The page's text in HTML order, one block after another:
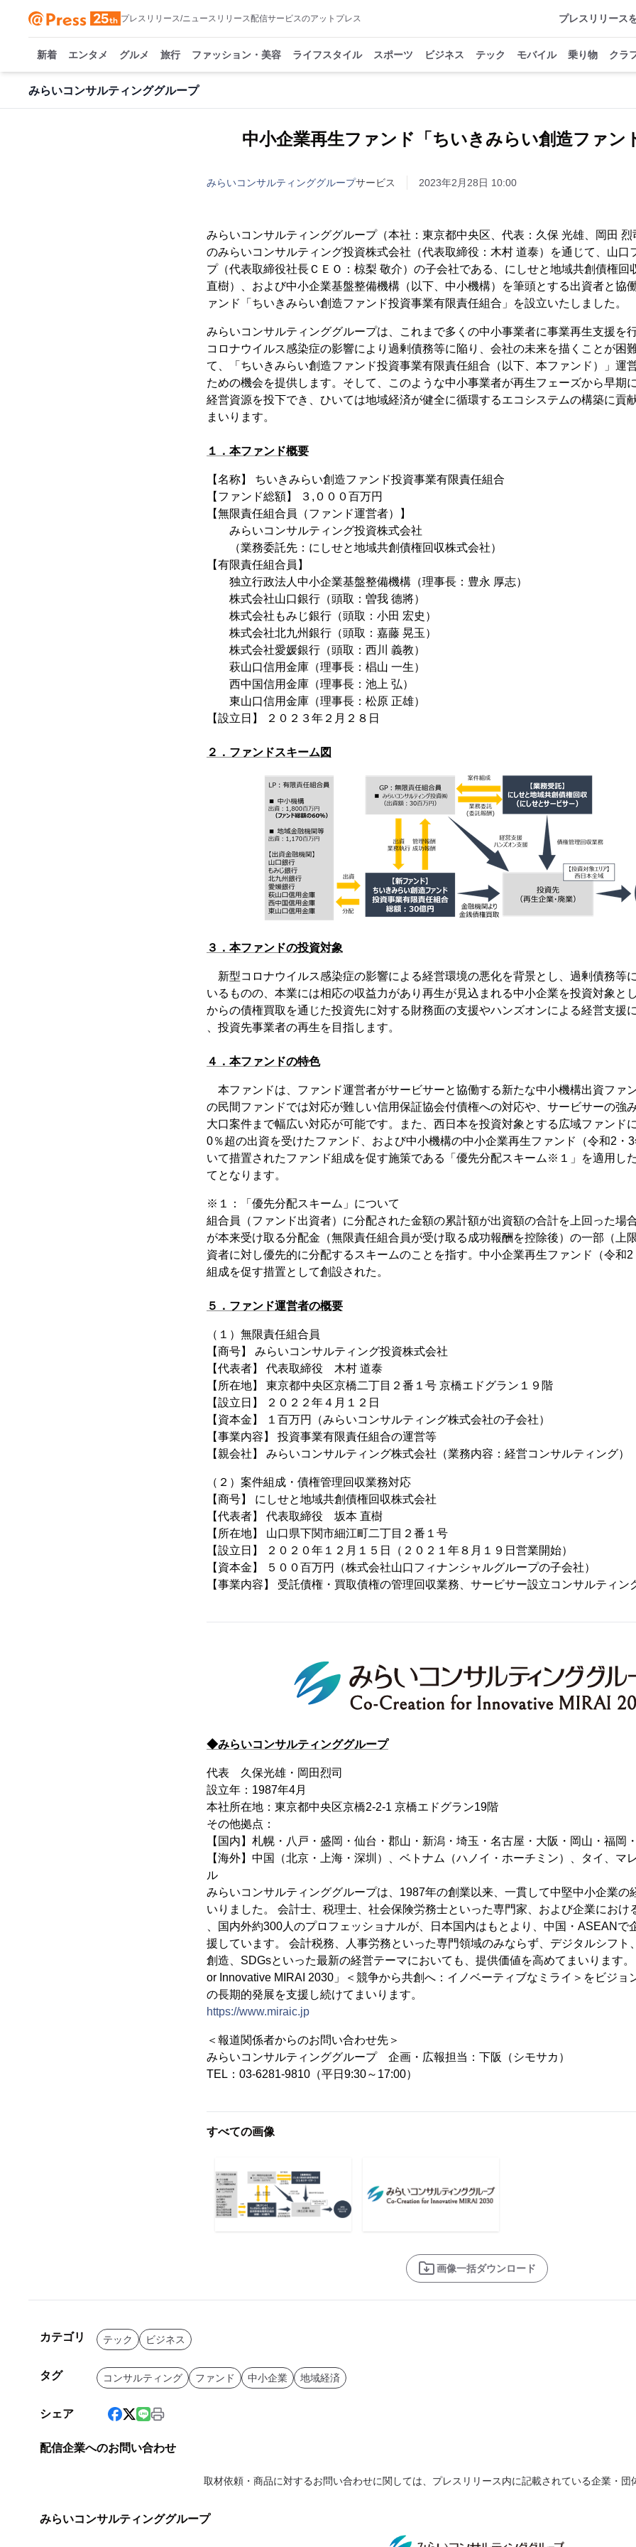
プレスリリース/ニュースリリース配信サービスのアットプレス プレスリリース
新着 エンタメ グルメ 旅行 ファッション・美容 ライフスタイル スポーツ ビジネス テック モバイル 乗り物 クラ
みらいコンサルティンググループ
中小企業再生ファンド「ちいきみらい創造ファン
みらいコンサルティンググループサービス 2023年2月28日 10:00
みらいコンサルティンググループ（本社：東京都中央区、代表：久保 光雄、岡田
のみらいコンサルティング投資株式会社（代表取締役：木村 道泰）を通じて、山口
プ（代表取締役社長ＣＥＯ：椋梨 敬介）の子会社である、にしせと地域共創債権回
直樹）、および中小企業基盤整備機構（以下、中小機構）を筆頭とする出資者と協
ァンド「ちいきみらい創造ファンド投資事業有限責任組合」を設立いたしました。
みらいコンサルティンググループは、これまで多くの中小事業者に事業再生支援を
コロナウイルス感染症の影響により過剰債務等に陥り、会社の未来を描くことが困
て、「ちいきみらい創造ファンド投資事業有限責任組合（以下、本ファンド）」運
ための機会を提供します。そして、このような中小事業者が再生フェーズから早期
経営資源を投下でき、ひいては地域経済が健全に循環するエコシステムの構築に貢
まいります。
１．本ファンド概要
【名称】 ちいきみらい創造ファンド投資事業有限責任組合
【ファンド総額】 ３,０００百万円
【無限責任組合員（ファンド運営者）】
みらいコンサルティング投資株式会社
（業務委託先：にしせと地域共創債権回収株式会社）
【有限責任組合員】
独立行政法人中小企業基盤整備機構（理事長：豊永 厚志）
株式会社山口銀行（頭取：曽我 德將）
株式会社もみじ銀行（頭取：小田 宏史）
株式会社北九州銀行（頭取：嘉藤 晃玉）
株式会社愛媛銀行（頭取：西川 義教）
萩山口信用金庫（理事長：椙山 一生）
西中国信用金庫（理事長：池上 弘）
東山口信用金庫（理事長：松原 正雄）
【設立日】 ２０２３年２月２８日
２．ファンドスキーム図
３．本ファンドの投資対象
新型コロナウイルス感染症の影響による経営環境の悪化を背景とし、過剰債務等
いるものの、本業には相応の収益力があり再生が見込まれる中小企業を投資対象と
からの債権買取を通じた投資先に対する財務面の支援やハンズオンによる経営支援
、投資先事業者の再生を目指します。
４．本ファンドの特色
本ファンドは、ファンド運営者がサービサーと協働する新たな中小機構出資ファ
の民間ファンドでは対応が難しい信用保証協会付債権への対応や、サービサーの強
大口案件まで幅広い対応が可能です。また、西日本を投資対象とする広域ファンド
0％超の出資を受けたファンド、および中小機構の中小企業再生ファンド（令和2・
いて措置されたファンド組成を促す施策である「優先分配スキーム※１」を適用し
てとなります。
※１：「優先分配スキーム」について
組合員（ファンド出資者）に分配された金額の累計額が出資額の合計を上回った場
が本来受け取る分配金（無限責任組合員が受け取る成功報酬を控除後）の一部（上
資者に対し優先的に分配するスキームのことを指す。中小企業再生ファンド（令和
組成を促す措置として創設された。
５．ファンド運営者の概要
（１）無限責任組合員
【商号】 みらいコンサルティング投資株式会社
【代表者】 代表取締役 木村 道泰
【所在地】 東京都中央区京橋二丁目２番１号 京橋エドグラン１９階
【設立日】 ２０２２年４月１２日
【資本金】 １百万円（みらいコンサルティング株式会社の子会社）
【事業内容】 投資事業有限責任組合の運営等
【親会社】 みらいコンサルティング株式会社（業務内容：経営コンサルティング）
（２）案件組成・債権管理回収業務対応
【商号】 にしせと地域共創債権回収株式会社
【代表者】 代表取締役 坂本 直樹
【所在地】 山口県下関市細江町二丁目２番１号
【設立日】 ２０２０年１２月１５日（２０２１年８月１９日営業開始）
【資本金】 ５００百万円（株式会社山口フィナンシャルグループの子会社）
【事業内容】 受託債権・買取債権の管理回収業務、サービサー設立コンサルティン
◆みらいコンサルティンググループ
代表 久保光雄・岡田烈司
設立年：1987年4月
本社所在地：東京都中央区京橋2-2-1 京橋エドグラン19階
その他拠点：
【国内】札幌・八戸・盛岡・仙台・郡山・新潟・埼玉・名古屋・大阪・岡山・福岡
【海外】中国（北京・上海・深圳）、ベトナム（ハノイ・ホーチミン）、タイ、マ
ル
みらいコンサルティンググループは、1987年の創業以来、一貫して中堅中小企業の
いりました。 会計士、税理士、社会保険労務士といった専門家、および企業におけ
、国内外約300人のプロフェッショナルが、日本国内はもとより、中国・ASEANで
援しています。 会計税務、人事労務といった専門領域のみならず、デジタルシフト
創造、SDGsといった最新の経営テーマにおいても、提供価値を高めてまいります
or Innovative MIRAI 2030」＜競争から共創へ：イノベーティブなミライ＞をビジョ
の長期的発展を支援し続けてまいります。
https://www.miraic.jp
＜報道関係者からのお問い合わせ先＞
みらいコンサルティンググループ 企画・広報担当：下阪（シモサカ）
TEL：03-6281-9810（平日9:30～17:00）
すべての画像
画像一括ダウンロード
カテゴリ テック ビジネス
タグ コンサルティング ファンド 中小企業 地域経済
シェア
配信企業へのお問い合わせ
取材依頼・商品に対するお問い合わせに関しては、プレスリリース内に記載されている企業・団
みらいコンサルティンググループ